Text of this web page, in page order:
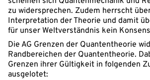
zu widersprechen. Zudem herrscht
Interpretation der Theorie und damit
für unser Weltverständnis kein
Die AG Grenzen der Quantentheorie
Randbereichen der Quantentheorie.
Grenzen ihrer Gültigkeit in folgenden
ausgelotet: